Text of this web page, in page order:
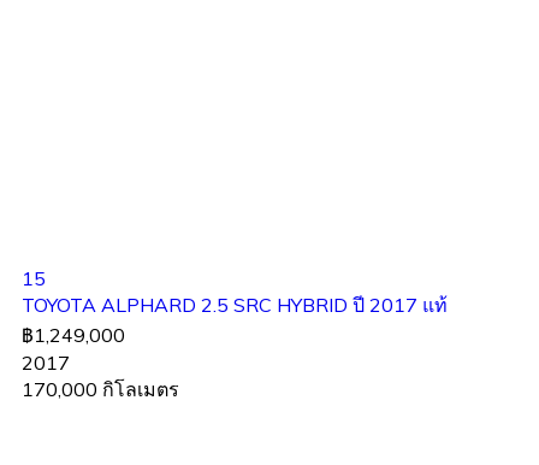
15
TOYOTA ALPHARD 2.5 SRC HYBRID ปี 2017 แท้
฿1,249,000
2017
170,000 กิโลเมตร